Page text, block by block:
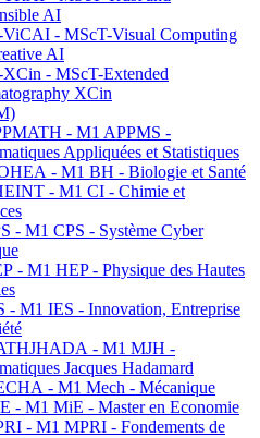
AI
- MScT-Visual Computing
AI
- MScT-Extended
XCin
- M1 APPMS -
Appliquées et Statistiques
- M1 BH - Biologie et Santé
- M1 CI - Chimie et
- M1 CPS - Système Cyber
- M1 HEP - Physique des Hautes
- M1 IES - Innovation, Entreprise
- M1 MJH -
Jacques Hadamard
- M1 Mech - Mécanique
- M1 MiE - Master en Economie
- M1 MPRI - Fondements de